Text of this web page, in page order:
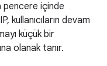
pencere içinde
kullanıcıların devam
küçük bir
olanak tanır.